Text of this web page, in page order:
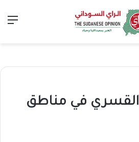
القسري في مناطق